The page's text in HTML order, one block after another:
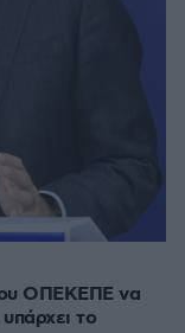
ΟΠΕΚΕΠΕ να
το